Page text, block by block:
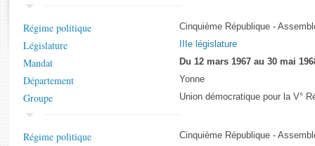
Régime politique Cinquième République -
Législature IIIe législature
Mandat Du 12 mars 1967 au 30 mai
Département Yonne
Groupe Union démocratique pour la V°
Régime politique Cinquième République -